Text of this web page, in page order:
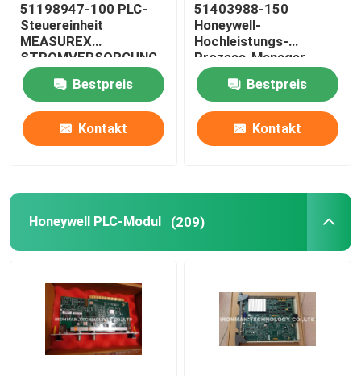
Allen Bradley Powerflex
Allen Bradley Panelview
Omron PLC-Modul
Omron PLC-Batterie
Rosemount-Druckgeber
51198947-100 PLC-
Steuereinheit
MEASUREX
STROMVERSORGUNG
Cherokee International
ACX631 Bestpreis
Kontakt
51403988-150
Honeywell-
Hochleistungs-
Prozess-Manager
Comm-Prüfer
Bestpreis
Kontakt
Honeywell PLC-Modul (209)